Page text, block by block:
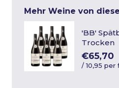
Mehr Weine von
'BB'
Trocken
€65,70
/10,95 per